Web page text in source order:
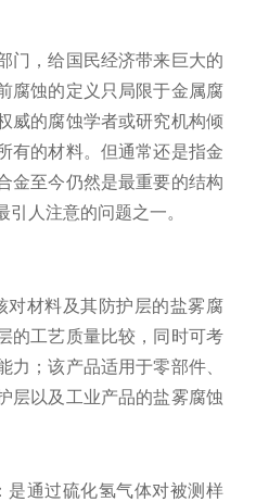
门，给国民经济带来巨大的
腐蚀的定义只局限于金属腐
威的腐蚀学者或研究机构倾
有的材料。但通常还是指金
金至今仍然是最重要的结构
人注意的问题之一。
对材料及其防护层的盐雾腐
的工艺质量比较，同时可考
力；该产品适用于零部件、
层以及工业产品的盐雾腐蚀
是通过硫化氢气体对被测样